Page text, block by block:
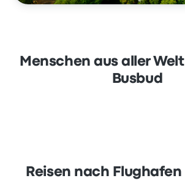
Menschen aus aller
Busbud
Reisen nach